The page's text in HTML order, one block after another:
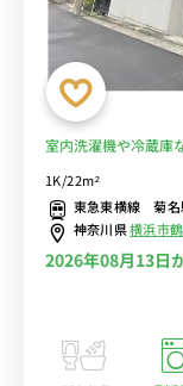
室内洗濯機や冷蔵庫
■選べるWi-Fi格安レ
1K/22m²
東急東横線 菊
神奈川県横浜市
2026年08月13日